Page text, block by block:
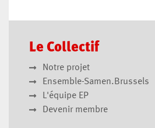
Le Collectif
Notre projet
Ensemble-Samen.Brussels
L'équipe EP
Devenir membre